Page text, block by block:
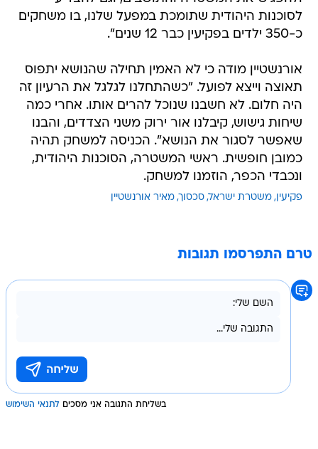
לסוכנות היהודית שתומכת במפעל שלנו, בו משחקים
כ-350 ילדים בפקיעין כבר 12 שנים".
אורנשטיין מודה כי לא האמין תחילה שהנושא יתפוס
תאוצה וייצא לפועל. "כשהתחלנו לגלגל את הרעיון זה
היה חלום. לא חשבנו שנוכל להרים אותו. אחרי כמה
שיחות גישוש, קיבלנו אור ירוק משני הצדדים, והבנו
שאפשר לסגור את הנושא". הכניסה למשחק תהיה
כמובן חופשית. ראשי המשטרה, הסוכנות היהודית,
ונכבדי הכפר, הוזמנו למשחק.
פקיעין משטרת ישראל סכסוך מאיר אורנשטיין
טרם התפרסמו תגובות
בשליחת התגובה אני מסכים לתנאי השימוש